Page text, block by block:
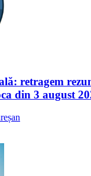
retragem
din 3 august